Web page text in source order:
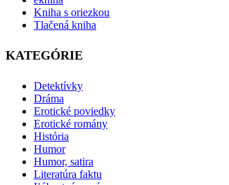
Kniha s oriezkou
Tlačená kniha
KATEGÓRIE
Detektívky
Dráma
Erotické poviedky
Erotické romány
História
Humor
Humor, satira
Literatúra faktu